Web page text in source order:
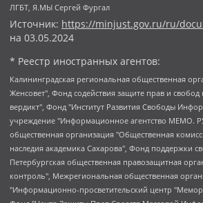
ЛГБТ, Я.МЫ Сергей Фургал
Источник: https://minjust.gov.ru/ru/
на 03.05.2024
* Реестр иностранных агентов:
Калининградская региональная общественная организация "Экозащита!-Женсовет", Фонд содействия защите прав и свобод граждан "Общественный вердикт", Фонд "Институт Развития Свободы Информации", Частное учреждение "Информационное агентство МЕМО. РУ", Региональная общественная организация "Общественная комиссия по сохранению наследия академика Сахарова", Фонд поддержки свободы прессы, Санкт-Петербургская общественная правозащитная организация "Гражданский контроль", Межрегиональная общественная организация "Информационно-просветительский центр "Мемориал", Региональный Фонд "Центр Защиты Прав Средств Массовой Информации", с 05.12.2023 Фонд "Центр Защиты Прав Средств массовой информации", Региональная общественная благотворительная организация помощи беженцам и мигрантам "Гражданское содействие", Негосударственное образовательное учреждение дополнительного профессионального образования (повышение квалификации) специалистов "АКАДЕМИЯ ПО ПРАВАМ ЧЕЛОВЕКА", Свердловская региональная общественная организация "Сутяжник", Автономная некоммерческая организация "Центр независимых социологических исследований", Союз общественных объединений "Российский исследовательский центр по правам человека", Региональное общественное учреждение научно-информационный центр "МЕМОРИАЛ", Некоммерческая организация "Фонд защиты гласности", Автономная некоммерческая организация "Институт прав человека", Городская общественная организация "Екатеринбургское общество "МЕМОРИАЛ", Городская общественная организация "Рязанское историко-просветительское и правозащитное общество "Мемориал" (Рязанский Мемориал), Челябинский региональный орган общественной самодеятельности – женское общественное объединение "Женщины Евразии", Челябинский региональный орган общественной самодеятельности "Уральская правозащитная группа", Фонд содействия защите здоровья и социальной справедливости имени Андрея Рылькова, Автономная Некоммерческая Организация "Аналитический Центр Юрия Левады", Автономная некоммерческая организация социальной поддержки населения "Проект Апрель", Региональная общественная организация помощи женщинам и детям, находящимся в кризисной ситуации "Информационно-методический центр "Анна", Фонд содействия развитию массовых коммуникаций и правовому просвещению "Так-так-Так", Фонд содействия устойчивому развитию "Серебряная тайга", Свердловский региональный общественный фонд социальных проектов "Новое время", "Idel.Реалии", Кавказ.Реалии, Крым.Реалии, Телеканал Настоящее Время, Татаро-башкирская служба Радио Свобода (Azatliq Radiosi), Радио Свободная Европа/Радио Свобода (PCE/PC), "Сибирь.Реалии", "Фактограф", Благотворительный фонд помощи осужденным и их семьям, Автономная некоммерческая организация "Институт глобализации и социальных движений", Фонд "В защиту прав заключенных", Частное учреждение "Центр поддержки и содействия развитию средств массовой информации", Пензенский региональный общественный благотворительный фонд "Гражданский союз", "Север.Реалии", Некоммерческая организация Фонд "Правовая инициатива", Общество с ограниченной ответственностью "Радио Свободная Европа/Радио Свобода", Чешское информационное агентство "MEDIUM-ORIENT", Красноярская региональная общественная организация "Мы против СПИДа", Камалягин Денис Николаевич, Маркелов Сергей Евгеньевич, Пономарев Лев Александрович, Савицкая Людмила Алексеевна, Автономная некоммерческая организация "Центр по работе с проблемой насилия "НАСИЛИЮ.НЕТ", Межрегиональный профессиональный союз работников здравоохранения "Альянс врачей", Юридическое лицо, зарегистрированное в Латвийской Республике, SIA "Medusa Project" (регистрационный номер 40103797863, дата регистрации 10.06.2014), Некоммерческая организация "Фонд по борьбе с коррупцией", Автономная некоммерческая организация "Институт права и публичной политики", Баданин Роман Сергеевич, Гликин Максим Александрович, Железнова Мария Михайловна, Лукьянова Юлия Сергеевна, Маетная Елизавета Витальевна, Маняхин Петр Борисович, Чуракова Ольга Владимировна, Ярош Юлия Петровна, Юридическое лицо "The Insider SIA", зарегистрированное в Риге, Латвийская Республика (дата регистрации 26.06.2015), являющееся администратором доменного имени интернет-издания "The Insider SIA", https://theins.ru, Постернак Алексей Евгеньевич, Рубин Михаил Аркадьевич, Анин Роман Александрович, Юридическое лицо Istories fonds, зарегистрированное в Латвийской Республике (регистрационный номер 50008295751, дата регистрации 24.02.2020), Великовский Дмитрий Александрович, Долинина Ирина Николаевна, Мароховская Алеся Алексеевна, Шлейнов Роман Юрьевич, Шмагун Олеся Валентиновна, Общество с ограниченной ответственностью "Альтаир 2021", Общество с ограниченной ответственностью "Вега 2021", Общество с ограниченной ответственностью "Главный редактор 2021", Общество с ограниченной ответственностью "Ромашки монолит", Важенков Артем Валерьевич, Ивановская областная общественная организация "Центр гендерных исследований", Гурман Юрий Альбертович, Медиапроект "ОВД-Инфо", Егоров Владимир Владимирович, Жилинский Владимир Александрович, Общество с ограниченной ответственностью "ЗП", Иванова София Юрьевна, Карезина Инна Павловна, Кильтау Екатерина Викторовна, Петров Алексей Викторович, Пискунов Сергей Евгеньевич, Смирнов Сергей Сергеевич, Тихонов Михаил Сергеевич, Общество с ограниченной ответственностью "ЖУРНАЛИСТ-ИНОСТРАННЫЙ АГЕНТ", Арапова Галина Юрьевна, Вольтская Татьяна Анатольевна, Американская компания "Mason G.E.S. Anonymous Foundation" (США), являющаяся владельцем интернет-издания https://mnews.world/, Компания "Stichting Bellingcat", зарегистрированная в Нидерландах (дата регистрации 11.07.2018), Захаров Андрей Вячеславович, Клепиковская Екатерина Дмитриевна, Общество с ограниченной ответственностью "МЕМО", Перл Роман Александрович, Симонов Евгений Алексеевич, Соловьева Елена Анатольевна, Сотников Даниил Владимирович, Сурначева Елизавета Дмитриевна, Автономная некоммерческая организация по защите прав человека и информированию населения "Якутия – Наше Мнение", Общество с ограниченной ответственностью "Москоу диджитал медиа", с 26.01.2023 Общество с ограниченной ответственностью "Чайка Белые сады", Ветошкина Валерия Валерьевна, Заговора Максим Александрович, Межрегиональное общественное движение "Российская ЛГБТ - сеть", Оленичев Максим Владимирович, Павлов Иван Юрьевич, Скворцова Елена Сергеевна, Общество с ограниченной ответственностью "Как бы инагент", Кочетков Игорь Викторович, Общество с ограниченной ответственностью "Честные выборы", Еланчик Олег Александрович, Общество с ограниченной ответственностью "Нобелевский призыв", Гималова Регина Эмилевна, Григорьев Андрей Валерьевич, Григорьева Алина Александровна, Ассоциация по содействию защите прав призывников, альтернативнослужащих и военнослужащих "Правозащитная группа "Гражданин.Армия.Право", Хисамова Регина Фаритовна, Автономная некоммерческая организация по